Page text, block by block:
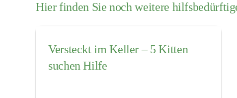
Hier finden Sie noch weitere
Versteckt im Keller – 5 Kitten
suchen Hilfe